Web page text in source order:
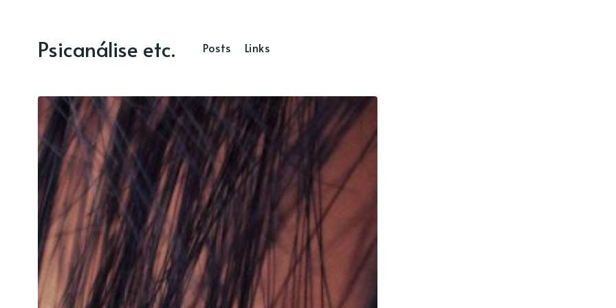
Psicanálise etc. Posts Links